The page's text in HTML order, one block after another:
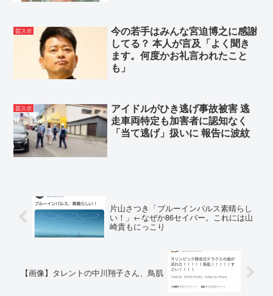
芸スポ
今の若手はみんな宮迫博之に感謝
してる？ 本人が言及「よく聞き
ます。何度かお礼言われたこと
も」
芸スポ
アイドルがひき逃げ事故被害 逃
走車両特定も加害者に認知なく
「当て逃げ」扱いに 報告に波紋
片山さつき「ブルーインパルス素晴らし
い！」←なぜか86セイバー。これには山
崎貴もにっこり
【画像】タレントの中川翔子さん、鳥肌